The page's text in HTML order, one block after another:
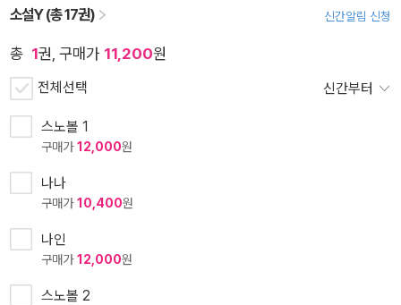
소설Y (총 17권) 신간알림 신청
총 1권, 구매가 11,200원
전체선택 신간부터
스노볼 1
구매가12,000원
나나
구매가10,400원
나인
구매가12,000원
스노볼 2